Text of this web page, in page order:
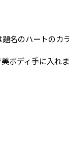
題名のハートのカ
ボディ手に入れ